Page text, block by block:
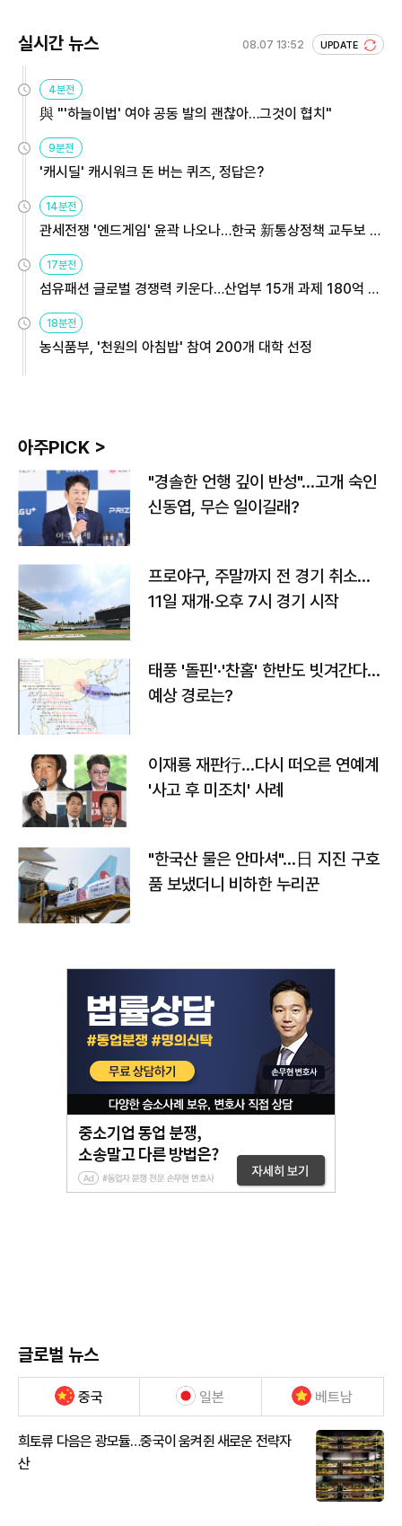
실시간 뉴스 08.07 13:52 UPDATE
4분전
與 "'하늘이법' 여야 공동 발의 괜찮아…그것이 협치"
9분전
'캐시딜' 캐시워크 돈 버는 퀴즈, 정답은?
14분전
관세전쟁 '엔드게임' 윤곽 나오나…한국 新통상정책 교두보 활
용해야
17분전
섬유패션 글로벌 경쟁력 키운다…산업부 15개 과제 180억 지
원
18분전
농식품부, '천원의 아침밥' 참여 200개 대학 선정
아주PICK >
"경솔한 언행 깊이 반성"…고개 숙인
신동엽, 무슨 일이길래?
프로야구, 주말까지 전 경기 취소…
11일 재개·오후 7시 경기 시작
태풍 '돌핀'·'찬홈' 한반도 빗겨간다…
예상 경로는?
이재룡 재판行…다시 떠오른 연예계
'사고 후 미조치' 사례
"한국산 물은 안마셔"…日 지진 구호
품 보냈더니 비하한 누리꾼
글로벌 뉴스
중국 일본 베트남
희토류 다음은 광모듈…중국이 움켜쥔 새로운 전략자
산